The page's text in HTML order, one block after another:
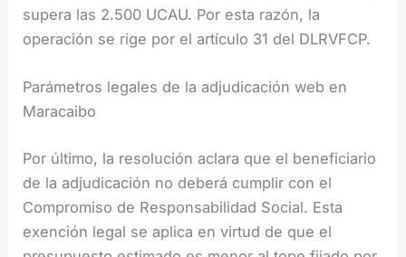
supera las 2.500 UCAU. Por esta razón, la
operación se rige por el artículo 31 del DLRVFCP.
Parámetros legales de la adjudicación web en
Maracaibo
Por último, la resolución aclara que el beneficiario
de la adjudicación no deberá cumplir con el
Compromiso de Responsabilidad Social. Esta
exención legal se aplica en virtud de que el